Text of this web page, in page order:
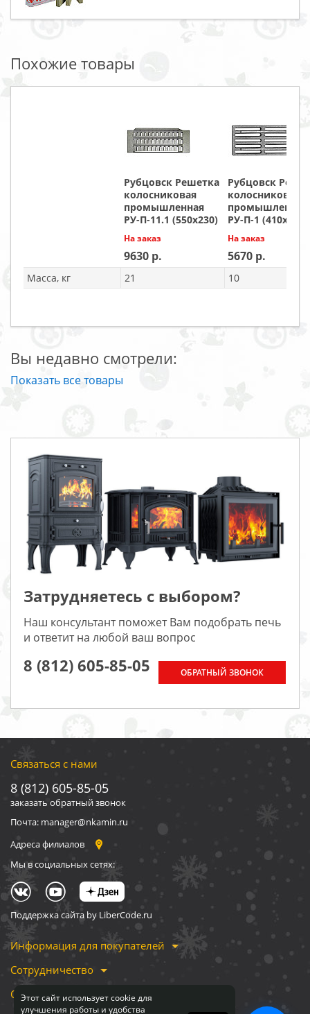
Этот сайт использует cookie для
улучшения работы и удобства
Похожие товары
Рубцовск Решетка
колосниковая
промышленная
РУ-П-11.1 (550х230)
На заказ
9630
Рубцовск
колосниковая
промышленная
РУ-П-1 (410х200)
На заказ
5670
Масса, кг 21 10
Вы недавно смотрели:
Показать все товары
Затрудняетесь с выбором?
Наш консультант поможет Вам подобрать печь
и ответит на любой ваш вопрос
8 (812) 605-85-05 ОБРАТНЫЙ ЗВОНОК
Связаться с нами
8 (812) 605-85-05
заказать обратный звонок
Почта: manager@nkamin.ru
Адреса филиалов
Мы в социальных сетях:
Поддержка сайта by LiberCode.ru
Информация для покупателей
Сотрудничество
О компании